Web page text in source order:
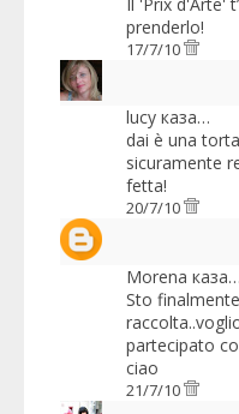
prenderlo!
17/7/10
lucy каза…
dai è una
sicuramente
fetta!
20/7/10
Morena каза…
Sto
partecipato
ciao
21/7/10